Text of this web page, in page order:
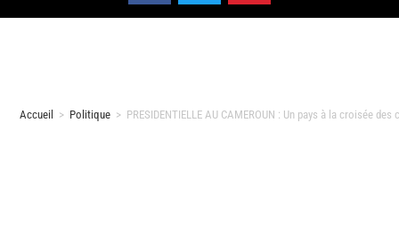
Accueil > Politique > PRESIDENTIELLE AU CAMEROUN : Un pays à la croisée des